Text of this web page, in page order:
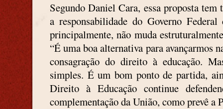
Segundo Daniel Cara, essa proposta tem
a responsabilidade do Governo
principalmente, não muda
“É uma boa alternativa para avançarmos
consagração do direito à educação.
simples. É um bom ponto de partida,
Direito à Educação continue
complementação da União, como prevê a